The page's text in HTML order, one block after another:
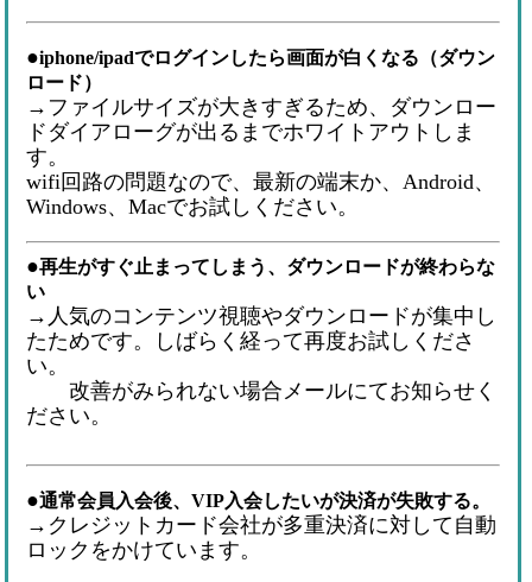
●iphone/ipadでログインしたら画面が白くなる（ダウン
ロード）
→ファイルサイズが大きすぎるため、ダウンロー
ドダイアローグが出るまでホワイトアウトしま
す。
wifi回路の問題なので、最新の端末か、Android、
Windows、Macでお試しください。
●再生がすぐ止まってしまう、ダウンロードが終わらな
い
→人気のコンテンツ視聴やダウンロードが集中し
たためです。しばらく経って再度お試しくださ
い。
改善がみられない場合メールにてお知らせく
ださい。
●通常会員入会後、VIP入会したいが決済が失敗する。
→クレジットカード会社が多重決済に対して自動
ロックをかけています。